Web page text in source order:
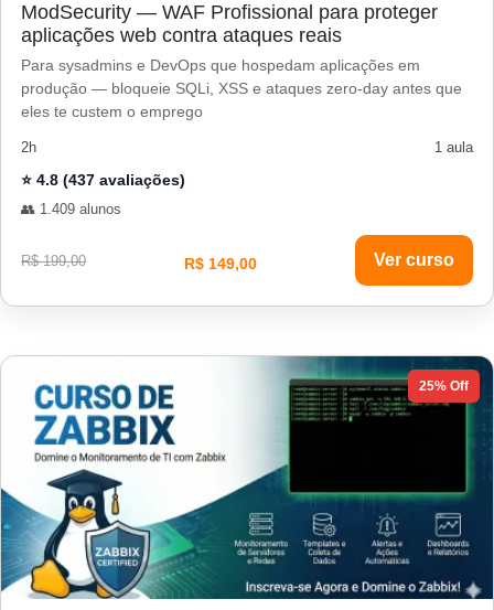
ModSecurity — WAF Profissional para proteger
aplicações web contra ataques reais
Para sysadmins e DevOps que hospedam aplicações em
produção — bloqueie SQLi, XSS e ataques zero-day antes que
eles te custem o emprego
2h 1 aula
⭐ 4.8 (437 avaliações)
👥 1.409 alunos
R$ 199,00 R$ 149,00 Ver curso
25% Off